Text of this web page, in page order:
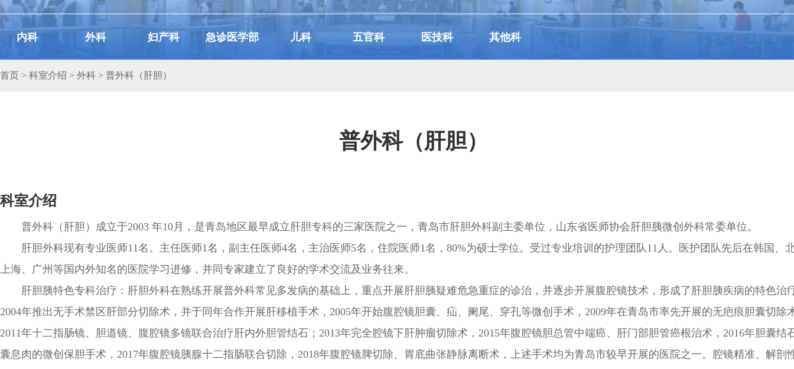
内科 外科 妇产科 急诊医学部 儿科 五官科 医技科 其他科
首页 > 科室介绍 > 外科 > 普外科（肝胆）
普外科（肝胆）
科室介绍
普外科（肝胆）成立于2003 年10月，是青岛地区最早成立肝胆专科的三家医院之一，青岛市肝胆外科副主委单位，山东省医师协会肝胆胰微创外科常委单位。
肝胆外科现有专业医师11名。主任医师1名，副主任医师4名，主治医师5名，住院医师1名，80%为硕士学位。受过专业培训的护理团队11人。医护团队先后在韩国、
上海、广州等国内外知名的医院学习进修，并同专家建立了良好的学术交流及业务往来。
肝胆胰特色专科治疗：肝胆外科在熟练开展普外科常见多发病的基础上，重点开展肝胆胰疑难危急重症的诊治，并逐步开展腹腔镜技术，形成了肝胆胰疾病的特色治
2004年推出无手术禁区肝部分切除术，并于同年合作开展肝移植手术，2005年开始腹腔镜胆囊、疝、阑尾、穿孔等微创手术，2009年在青岛市率先开展的无疤痕胆囊切除
2011年十二指肠镜、胆道镜、腹腔镜多镜联合治疗肝内外胆管结石；2013年完全腔镜下肝肿瘤切除术，2015年腹腔镜胆总管中端癌、肝门部胆管癌根治术，2016年胆囊结
囊息肉的微创保胆手术，2017年腹腔镜胰腺十二指肠联合切除，2018年腹腔镜脾切除、胃底曲张静脉离断术，上述手术均为青岛市较早开展的医院之一。腔镜精准、解剖